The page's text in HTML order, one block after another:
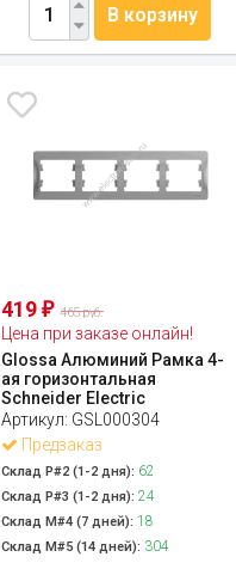
В корзину
419₽ 465 руб.
Цена при заказе онлайн!
Glossa Алюминий Рамка 4-
ая горизонтальная
Schneider Electric
Артикул: GSL000304
Предзаказ
Склад Р#2 (1-2 дня): 62
Склад Р#3 (1-2 дня): 24
Склад М#4 (7 дней): 18
Склад М#5 (14 дней): 304